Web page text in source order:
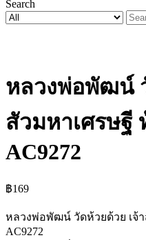
Search
หลวงพ่อพัฒน์
สัวมหาเศรษฐี
AC9272
฿169
หลวงพ่อพัฒน์ วัดห้วยด้วย เจ้
AC9272